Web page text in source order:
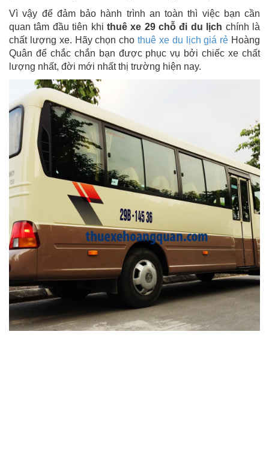
Vì vậy để đảm bảo hành trình an toàn thì việc bạn cần
quan tâm đầu tiên khi thuê xe 29 chỗ đi du lịch chính là
chất lượng xe. Hãy chọn cho thuê xe du lịch giá rẻ Hoàng
Quân để chắc chắn bạn được phục vụ bởi chiếc xe chất
lượng nhất, đời mới nhất thị trường hiện nay.